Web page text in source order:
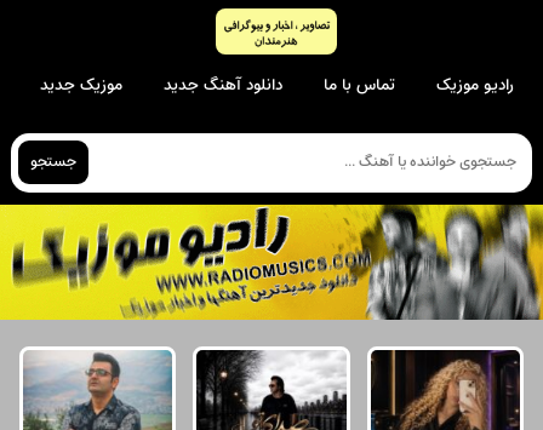
رادیو موزیک تماس با ما دانلود آهنگ جدید موزیک جدید
جستجو